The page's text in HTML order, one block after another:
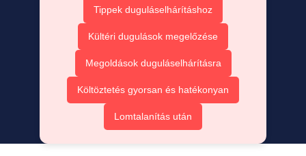
Tippek duguláselhárításhoz
Kültéri dugulások megelőzése
Megoldások duguláselhárításra
Költöztetés gyorsan és hatékonyan
Lomtalanítás után